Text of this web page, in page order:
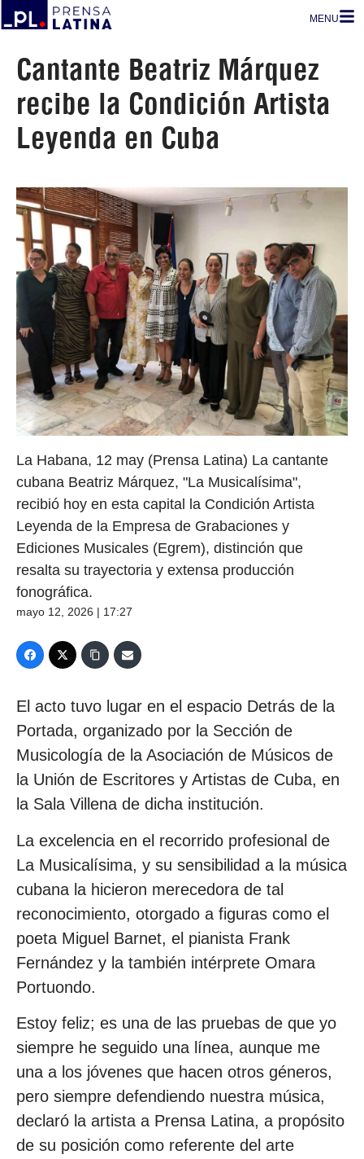
MENU
Cantante Beatriz Márquez
recibe la Condición Artista
Leyenda en Cuba
La Habana, 12 may (Prensa Latina) La cantante
cubana Beatriz Márquez, "La Musicalísima",
recibió hoy en esta capital la Condición Artista
Leyenda de la Empresa de Grabaciones y
Ediciones Musicales (Egrem), distinción que
resalta su trayectoria y extensa producción
fonográfica.
mayo 12, 2026 | 17:27
El acto tuvo lugar en el espacio Detrás de la
Portada, organizado por la Sección de
Musicología de la Asociación de Músicos de
la Unión de Escritores y Artistas de Cuba, en
la Sala Villena de dicha institución.
La excelencia en el recorrido profesional de
La Musicalísima, y su sensibilidad a la música
cubana la hicieron merecedora de tal
reconocimiento, otorgado a figuras como el
poeta Miguel Barnet, el pianista Frank
Fernández y la también intérprete Omara
Portuondo.
Estoy feliz; es una de las pruebas de que yo
siempre he seguido una línea, aunque me
una a los jóvenes que hacen otros géneros,
pero siempre defendiendo nuestra música,
declaró la artista a Prensa Latina, a propósito
de su posición como referente del arte